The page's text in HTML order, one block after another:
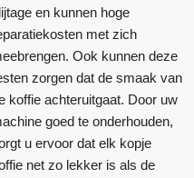
en kunnen hoge
met zich
Ook kunnen deze
zorgen dat de smaak van
koffie achteruitgaat. Door uw
goed te onderhouden,
u ervoor dat elk kopje
net zo lekker is als de